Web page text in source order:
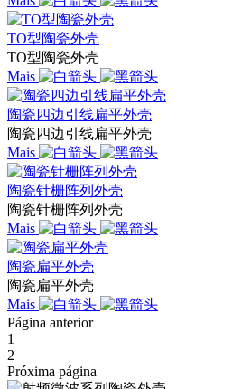
TO型陶瓷外壳
TO型陶瓷外壳
Mais
陶瓷四边引线扁平外壳
陶瓷四边引线扁平外壳
Mais
陶瓷针栅阵列外壳
陶瓷针栅阵列外壳
Mais
陶瓷扁平外壳
陶瓷扁平外壳
Mais
Página anterior
1
2
Próxima página